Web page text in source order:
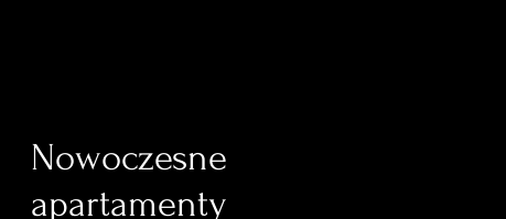
Nowoczesne
apartamenty